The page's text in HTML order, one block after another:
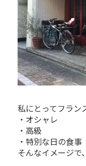
私にとってフラン
・オシャレ
・高級
・特別な日の食事
そんなイメージで